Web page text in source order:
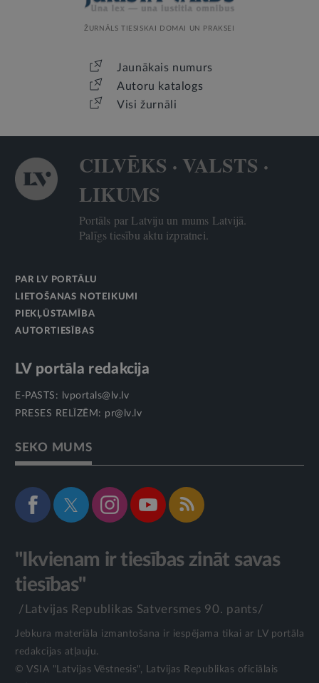
ŽURNĀLS TIESISKAI DOMAI UN PRAKSEI
Jaunākais numurs
Autoru katalogs
Visi žurnāli
CILVĒKS · VALSTS ·
LIKUMS
Portāls par Latviju un mums Latvijā.
Palīgs tiesību aktu izpratnei.
PAR LV PORTĀLU
LIETOŠANAS NOTEIKUMI
PIEKĻŪSTAMĪBA
AUTORTIESĪBAS
LV portāla redakcija
E-PASTS:
lvportals@lv.lv
PRESES RELĪZĒM: pr@lv.lv
SEKO MUMS
"Ikvienam ir tiesības zināt savas
tiesības"
/Latvijas Republikas Satversmes 90. pants/
Jebkura materiāla izmantošana ir iespējama tikai ar LV portāla
redakcijas atļauju.
© VSIA "Latvijas Vēstnesis", Latvijas Republikas oficiālais